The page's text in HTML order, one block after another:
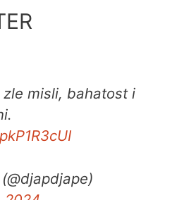
misli, bahatost i